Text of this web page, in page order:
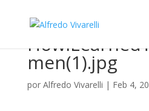
men(1).jpg
por Alfredo Vivarelli | Feb 4,